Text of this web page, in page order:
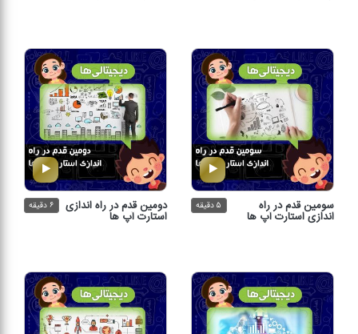
سومین قدم در راه
اندازی استارت آپ ها
۵ دقیقه دومین قدم در راه اندازی
استارت آپ ها
۶ دقیقه